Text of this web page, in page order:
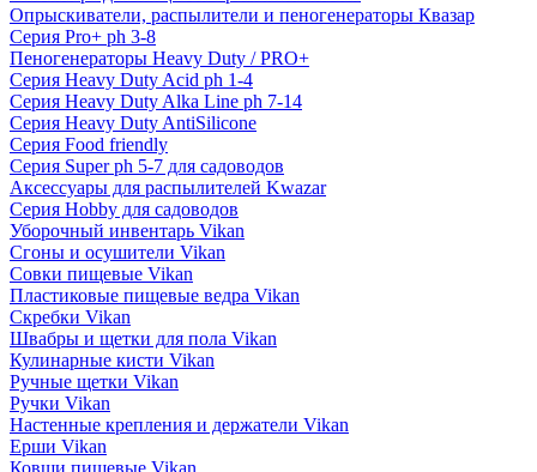
Опрыскиватели, распылители и пеногенераторы Квазар
Серия Pro+ ph 3-8
Пеногенераторы Heavy Duty / PRO+
Серия Heavy Duty Acid ph 1-4
Серия Heavy Duty Alka Line ph 7-14
Серия Heavy Duty AntiSilicone
Серия Food friendly
Серия Super ph 5-7 для садоводов
Аксессуары для распылителей Kwazar
Серия Hobby для садоводов
Уборочный инвентарь Vikan
Сгоны и осушители Vikan
Совки пищевые Vikan
Пластиковые пищевые ведра Vikan
Скребки Vikan
Швабры и щетки для пола Vikan
Кулинарные кисти Vikan
Ручные щетки Vikan
Ручки Vikan
Настенные крепления и держатели Vikan
Ерши Vikan
Ковши пищевые Vikan